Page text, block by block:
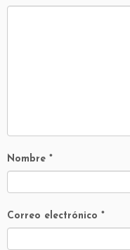
Nombre *
Correo electrónico *